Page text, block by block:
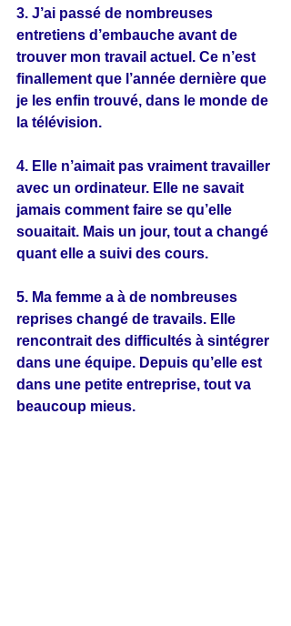
3. J’ai passé de nombreuses
entretiens d’embauche avant de
trouver mon travail actuel. Ce n’est
finallement que l’année dernière que
je les enfin trouvé, dans le monde de
la télévision.
4. Elle n’aimait pas vraiment travailler
avec un ordinateur. Elle ne savait
jamais comment faire se qu’elle
souaitait. Mais un jour, tout a changé
quant elle a suivi des cours.
5. Ma femme a à de nombreuses
reprises changé de travails. Elle
rencontrait des difficultés à sintégrer
dans une équipe. Depuis qu’elle est
dans une petite entreprise, tout va
beaucoup mieus.